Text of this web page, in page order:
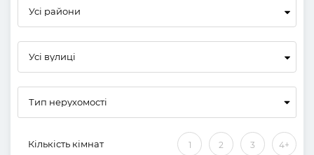
Усі райони
Усі вулиці
Кількість кімнат 1 2 3 4+